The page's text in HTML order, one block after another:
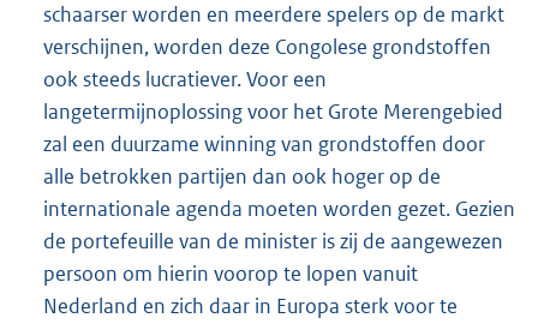
schaarser worden en meerdere spelers op de markt
verschijnen, worden deze Congolese grondstoffen
ook steeds lucratiever. Voor een
langetermijnoplossing voor het Grote Merengebied
zal een duurzame winning van grondstoffen door
alle betrokken partijen dan ook hoger op de
internationale agenda moeten worden gezet. Gezien
de portefeuille van de minister is zij de aangewezen
persoon om hierin voorop te lopen vanuit
Nederland en zich daar in Europa sterk voor te